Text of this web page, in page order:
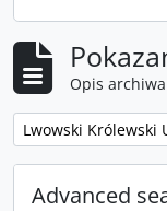
Opis
Remove filter:
Advanced